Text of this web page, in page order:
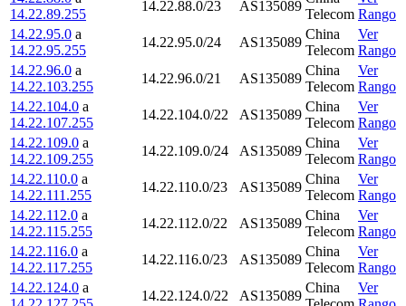
14.22.89.255
14.22.88.0/23 AS135089
Telecom Rango
14.22.95.0 a
14.22.95.255
14.22.95.0/24 AS135089
China
Telecom
Ver
Rango
14.22.96.0 a
14.22.103.255
14.22.96.0/21 AS135089
China
Telecom
Ver
Rango
14.22.104.0 a
14.22.107.255
14.22.104.0/22 AS135089
China
Telecom
Ver
Rango
14.22.109.0 a
14.22.109.255
14.22.109.0/24 AS135089
China
Telecom
Ver
Rango
14.22.110.0 a
14.22.111.255
14.22.110.0/23 AS135089
China
Telecom
Ver
Rango
14.22.112.0 a
14.22.115.255
14.22.112.0/22 AS135089
China
Telecom
Ver
Rango
14.22.116.0 a
14.22.117.255
14.22.116.0/23 AS135089
China
Telecom
Ver
Rango
14.22.124.0 a
14.22.124.0/22 AS135089
China
Ver